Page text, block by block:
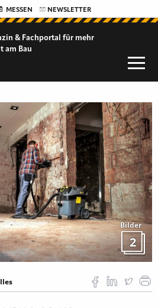
MESSEN NEWSLETTER
& Fachportal für mehr
am Bau
Bilder
2